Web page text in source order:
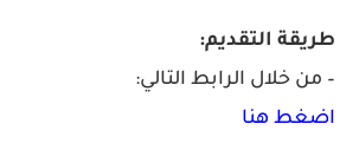
طريقة التقديم:
– من خلال الرابط التالي:
اضغط هنا